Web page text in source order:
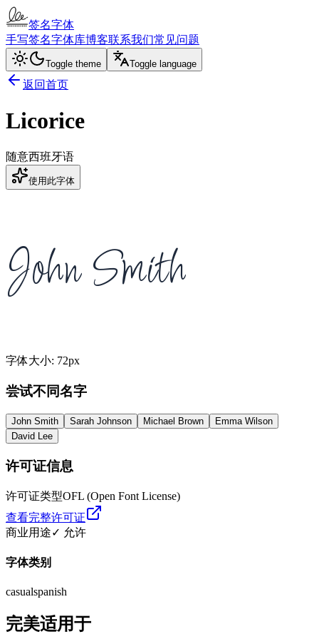
签名字体
手写签名字体库博客联系我们常见问题
Toggle theme Toggle language
返回首页
Licorice
随意西班牙语
使用此字体
John Smith
字体大小: 72px
尝试不同名字
John Smith Sarah Johnson Michael Brown
Emma Wilson
David Lee
许可证信息
许可证类型OFL (Open Font License)
查看完整许可证
商业用途✓ 允许
字体类别
casualspanish
完美适用于